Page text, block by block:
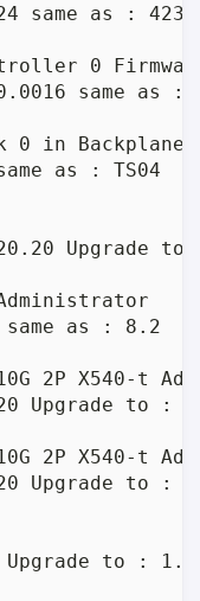
same as :
0
same as :
in Backplane
as : TS04
Upgrade to
as : 8.2
2P X540-t
Upgrade to :
2P X540-t
Upgrade to :
to :